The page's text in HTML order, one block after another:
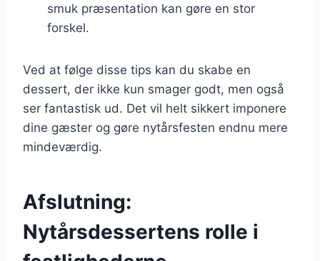
smuk præsentation kan gøre en stor
forskel.
Ved at følge disse tips kan du skabe en
dessert, der ikke kun smager godt, men også
ser fantastisk ud. Det vil helt sikkert imponere
dine gæster og gøre nytårsfesten endnu mere
mindeværdig.
Afslutning:
Nytårsdessertens rolle i